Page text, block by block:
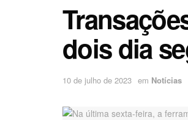
dois dia
10 de julho de 2023 em Notícias